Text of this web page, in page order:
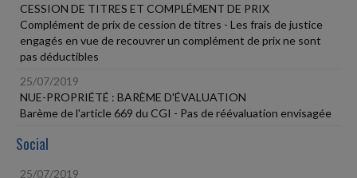
CESSION DE TITRES ET COMPLÉMENT DE PRIX
Complément de prix de cession de titres - Les frais de justice
engagés en vue de recouvrer un complément de prix ne sont
pas déductibles
25/07/2019
NUE-PROPRIÉTÉ : BARÈME D'ÉVALUATION
Barème de l'article 669 du CGI - Pas de réévaluation envisagée
Social
25/07/2019